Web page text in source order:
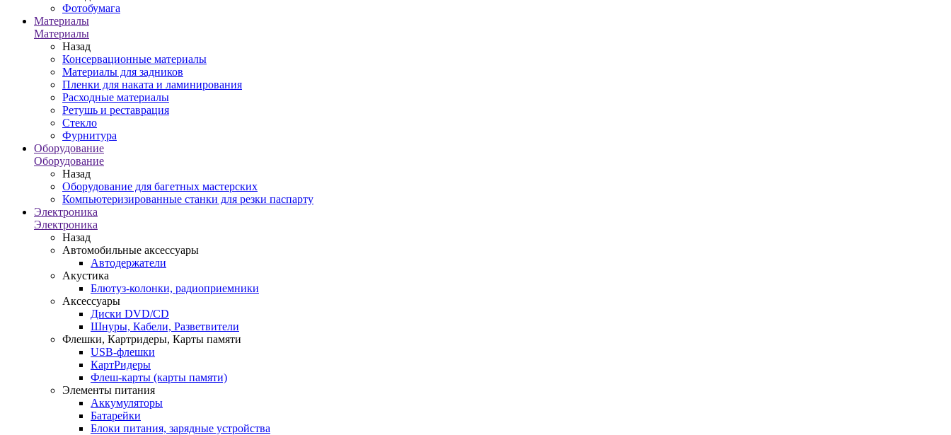
Фотобумага
Материалы
Материалы
Назад
Консервационные материалы
Материалы для задников
Пленки для наката и ламинирования
Расходные материалы
Ретушь и реставрация
Стекло
Фурнитура
Оборудование
Оборудование
Назад
Оборудование для багетных мастерских
Компьютеризированные станки для резки паспарту
Электроника
Электроника
Назад
Автомобильные аксессуары
Автодержатели
Акустика
Блютуз-колонки, радиоприемники
Аксессуары
Диски DVD/CD
Шнуры, Кабели, Разветвители
Флешки, Картридеры, Карты памяти
USB-флешки
КартРидеры
Флеш-карты (карты памяти)
Элементы питания
Аккумуляторы
Батарейки
Блоки питания, зарядные устройства